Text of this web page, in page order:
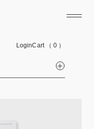
LoginCart （ 0 ）